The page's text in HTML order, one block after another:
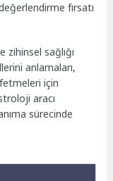
fırsatı
zihinsel sağlığı
anlamaları,
için
aracı
sürecinde